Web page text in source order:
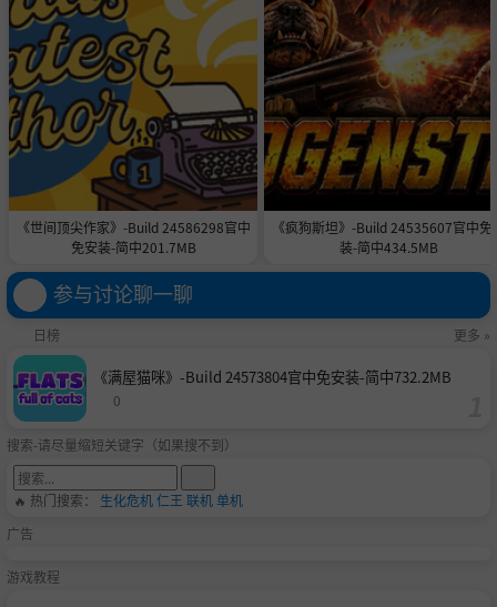
《世间顶尖作家》-Build 24586298官中
免安装-简中201.7MB
《疯狗斯坦》-Build 24535607官中免
装-简中434.5MB
参与讨论聊一聊
日榜 更多 »
《满屋猫咪》-Build 24573804官中免安装-简中732.2MB
0
搜索-请尽量缩短关键字（如果搜不到）
🔥 热门搜索： 生化危机仁王 联机单机
广告
游戏教程